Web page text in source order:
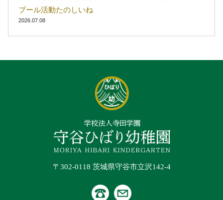
プール活動たのしいね
2026.07.08
〒302-0118 茨城県守谷市立沢142-4